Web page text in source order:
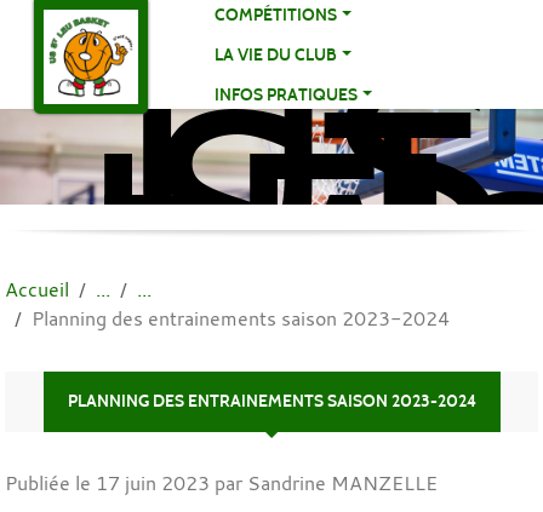
COMPÉTITIONS
LA VIE DU CLUB
INFOS PRATIQUES
US
ST
Accueil
Planning des entrainements saison 2023-2024
PLANNING DES ENTRAINEMENTS SAISON 2023-2024
Publiée le 17 juin 2023 par Sandrine MANZELLE
Panneau de gestion des cookies